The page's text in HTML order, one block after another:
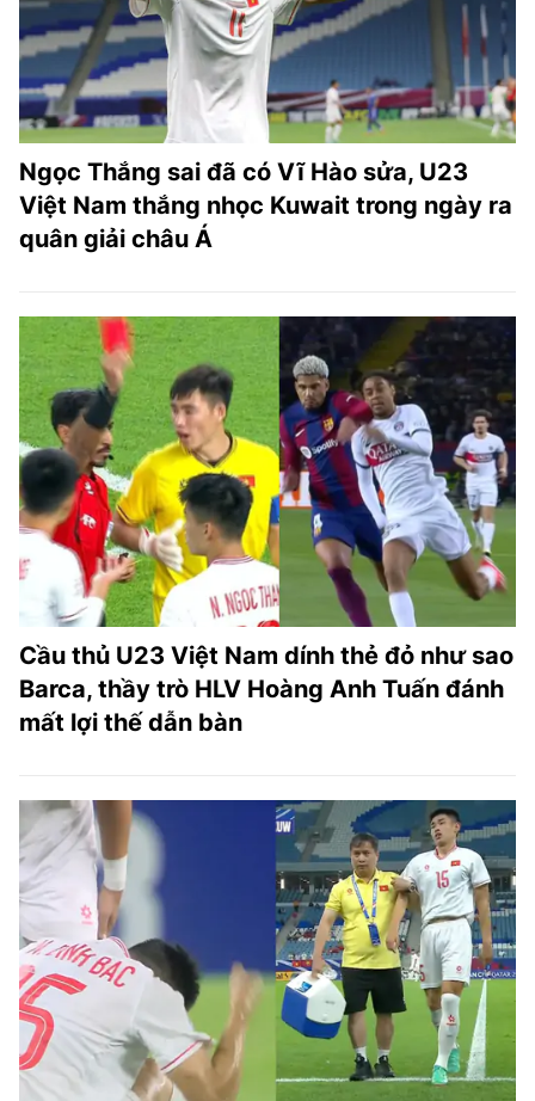
Ngọc Thắng sai đã có Vĩ Hào sửa, U23
Việt Nam thắng nhọc Kuwait trong ngày ra
quân giải châu Á
Cầu thủ U23 Việt Nam dính thẻ đỏ như sao
Barca, thầy trò HLV Hoàng Anh Tuấn đánh
mất lợi thế dẫn bàn